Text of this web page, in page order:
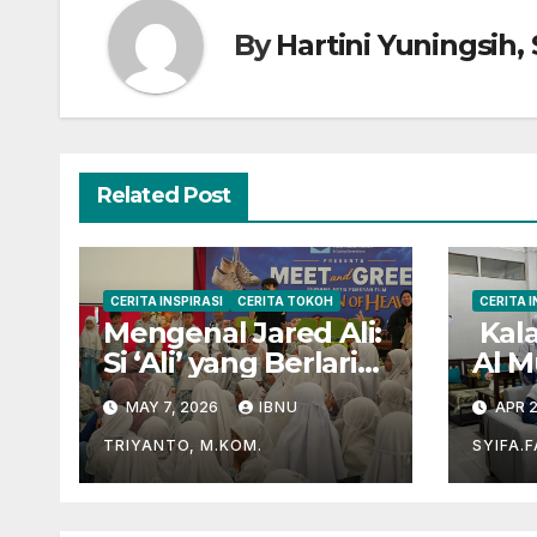
ByHartini Yuningsih,
Related Post
CERITA INSPIRASI CERITA TOKOH
Mengenal Jared Ali:
Si ‘Ali’ yang Berlari
Mengejar Prestasi
di Dunia Film dan
Akademik
MAY 7, 2026 IBNU
TRIYANTO, M.KOM.
CERITA
Al
Al-APR